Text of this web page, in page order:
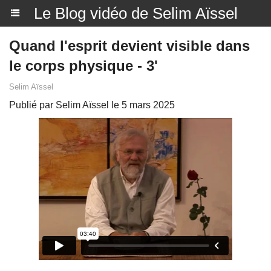
Le Blog vidéo de Selim Aïssel
Quand l'esprit devient visible dans
le corps physique - 3'
Selim Aïssel
Publié par Selim Aïssel le 5 mars 2025